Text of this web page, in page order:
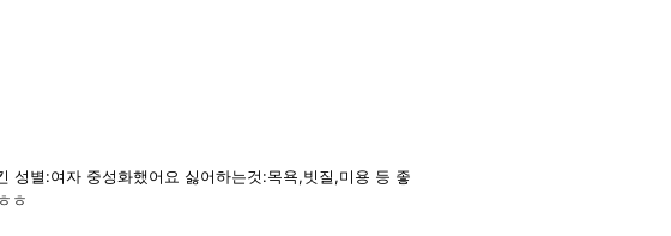
별:여자 중성화했어요 싫어하는것:목욕,빗질,미용 등 좋
ㅎ